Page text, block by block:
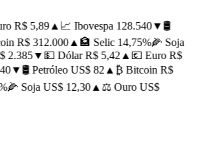
R$ 5,89▲📈 Ibovespa 128.540▼🛢️
R$ 312.000▲🏦 Selic 14,75%🌽 Soja
2.385▼💵 Dólar R$ 5,42▲💶 Euro R$
▼🛢️ Petróleo US$ 82▲₿ Bitcoin R$
🌽 Soja US$ 12,30▲⚖️ Ouro US$